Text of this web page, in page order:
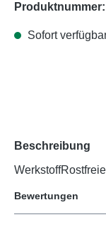
Produktnummer:
Sofort
Beschreibung
Bewertungen